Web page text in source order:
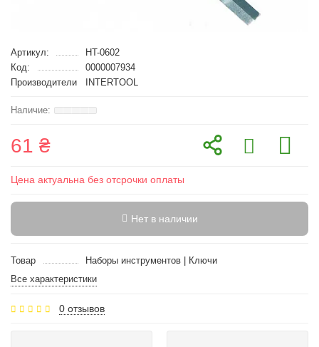
Артикул:
HT-0602
Код:
0000007934
Производители
INTERTOOL
61 ₴
Цена актуальна без отсрочки оплаты
Нет в наличии
Товар
Наборы инструментов | Ключи
Все характеристики
0 отзывов